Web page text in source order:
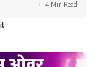
4 Min Read